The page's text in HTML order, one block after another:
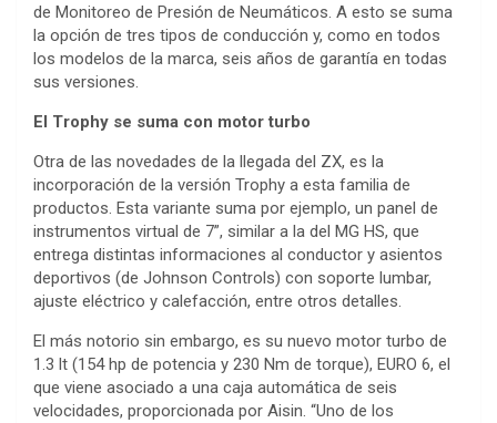
de Monitoreo de Presión de Neumáticos. A esto se suma
la opción de tres tipos de conducción y, como en todos
los modelos de la marca, seis años de garantía en todas
sus versiones.
El Trophy se suma con motor turbo
Otra de las novedades de la llegada del ZX, es la
incorporación de la versión Trophy a esta familia de
productos. Esta variante suma por ejemplo, un panel de
instrumentos virtual de 7”, similar a la del MG HS, que
entrega distintas informaciones al conductor y asientos
deportivos (de Johnson Controls) con soporte lumbar,
ajuste eléctrico y calefacción, entre otros detalles.
El más notorio sin embargo, es su nuevo motor turbo de
1.3 lt (154 hp de potencia y 230 Nm de torque), EURO 6, el
que viene asociado a una caja automática de seis
velocidades, proporcionada por Aisin. “Uno de los